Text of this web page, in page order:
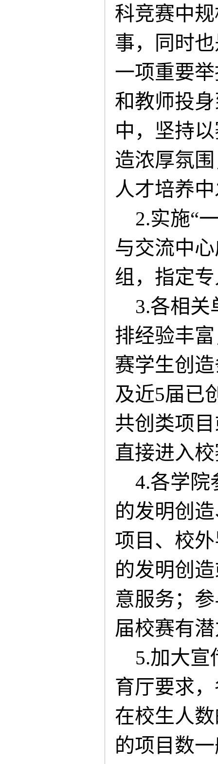
科竞赛中
事，同时
一项重要
和教师投
中，坚持
造浓厚氛
人才培养
2.实施“
与交流中
组，指定
3.各相
排经验丰
赛学生创
及近5届已
共创类项
直接进入
4.各学院
的发明创
项目、校
的发明创
意服务；
届校赛有
5.加大宣
育厅要求
在校生人
的项目数